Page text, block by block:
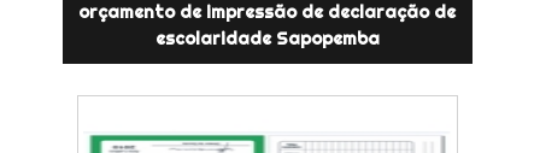
orçamento de impressão de declaração de
escolaridade Sapopemba